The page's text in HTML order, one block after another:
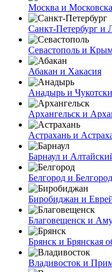
Москва и
Санкт-Петербург и
Севастополь и
Абакан и Хакасия
Анадырь и
Архангельск и
Астрахань и
Барнаул и
Белгород и
Биробиджан и
Благовещенск и
Брянск и Брянская
Владивосток и